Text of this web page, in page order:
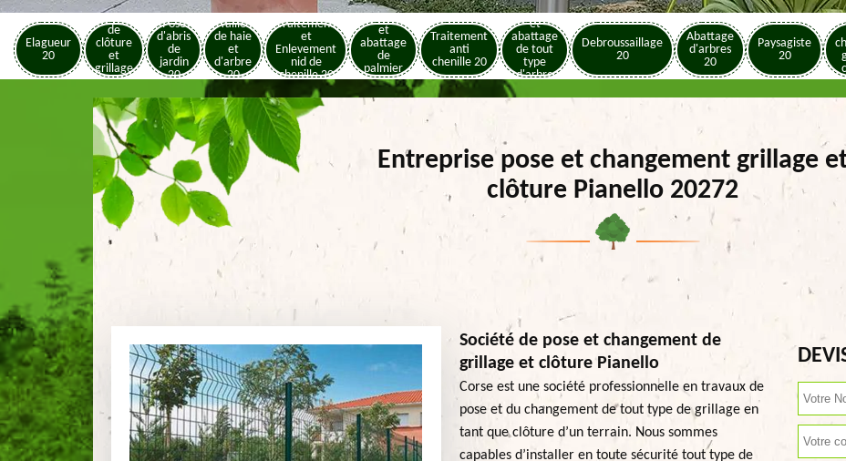
Elagueur
20
Pose
de
clôture
et
grillage
20
Pose
d'abris
de
jardin
20
Taille
de haie
et
d'arbre
20
Traitement
et
Enlevement
nid de
chenille 20
Elagage
et
abattage
de
palmier
20
Traitement
anti
chenille 20
Elagage
et
abattage
de tout
type
d'arbre
Debroussaillage
20
Abattage
d'arbres
20
Paysagiste
20
Entreprise pose et changement grillage
clôture Pianello 20272
Société de pose et changement de
grillage et clôture Pianello
Corse est une société professionnelle en travaux de
pose et du changement de tout type de grillage en
tant que clôture d’un terrain. Nous sommes
capables d’installer en toute sécurité tout type de